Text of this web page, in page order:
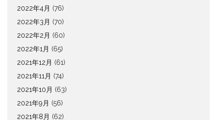
2022年4月 (76)
2022年3月 (70)
2022年2月 (60)
2022年1月 (65)
2021年12月 (61)
2021年11月 (74)
2021年10月 (63)
2021年9月 (56)
2021年8月 (62)